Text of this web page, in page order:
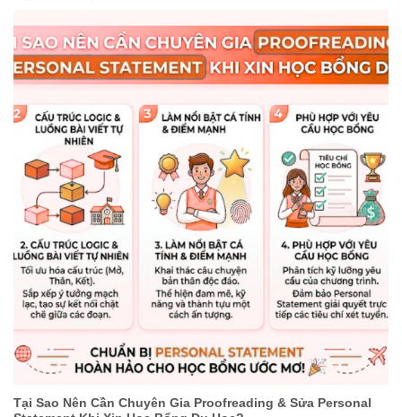
Tại Sao Nên Cần Chuyên Gia Proofreading & Sửa Personal